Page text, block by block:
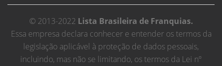
© 2013-2022 Lista Brasileira de Franquias.
Essa empresa declara conhecer e entender os termos da
legislação aplicável à proteção de dados pessoais,
incluindo, mas não se limitando, os termos da Lei nº